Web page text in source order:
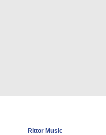
Rittor Music